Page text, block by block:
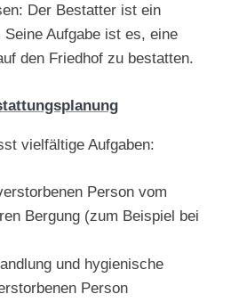
Der Bestatter ist ein
Aufgabe ist es, eine
den Friedhof zu bestatten.
vielfältige Aufgaben:
Person vom
Bergung (zum Beispiel bei
und hygienische
Person